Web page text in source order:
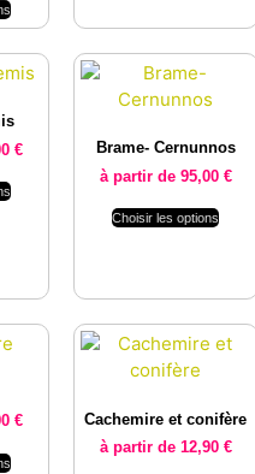
€
Brame- Cernunnos
à partir de 95,00 €
Choisir les options
€
Cachemire et conifère
à partir de 12,90 €